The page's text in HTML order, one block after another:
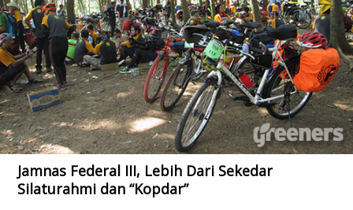
Jamnas Federal III, Lebih Dari Sekedar
Silaturahmi dan “Kopdar”